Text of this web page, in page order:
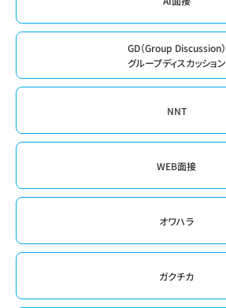
GD（Group Discussion）
グループディスカッション
NNT
WEB面接
オワハラ
ガクチカ